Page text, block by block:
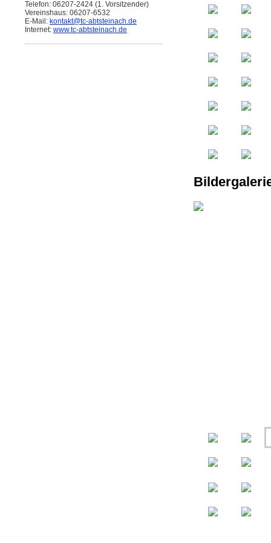
Telefon: 06207-2424 (1. Vorsitzender)
Vereinshaus: 06207-6532
E-Mail: kontakt@tc-abtsteinach.de
Internet: www.tc-abtsteinach.de